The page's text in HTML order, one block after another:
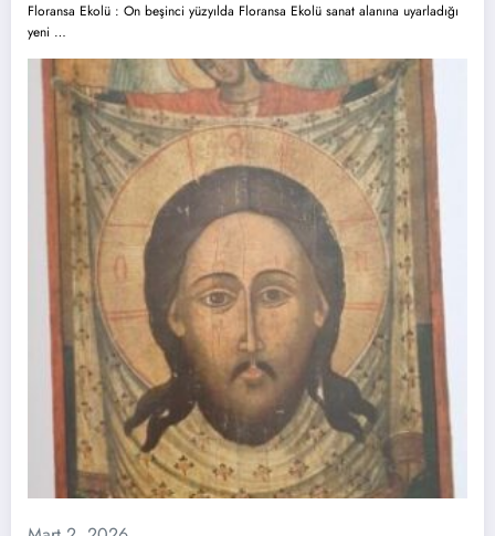
Floransa Ekolü : On beşinci yüzyılda Floransa Ekolü sanat alanına uyarladığı
yeni …